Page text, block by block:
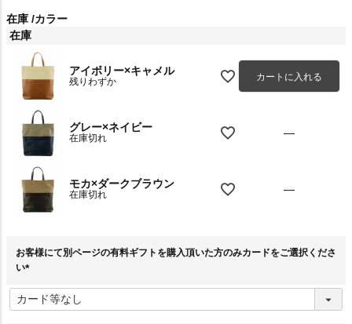
在庫 カラー
在庫
アイボリー×キャメル
残りわずか カートに入れる
グレー×ネイビー
在庫切れ —
モカ×ダークブラウン
在庫切れ —
お客様にて別ページの有料ギフトを購入頂いた方のみカードをご選択くださ
い
必
須